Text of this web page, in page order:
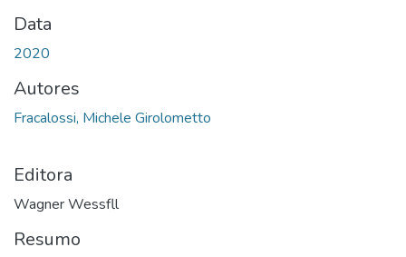
Data
2020
Autores
Fracalossi, Michele Girolometto
Editora
Wagner Wessfll
Resumo